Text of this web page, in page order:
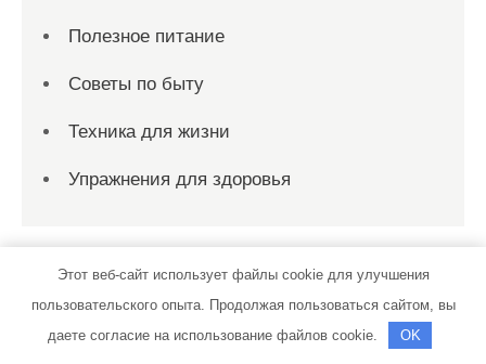
Полезное питание
Советы по быту
Техника для жизни
Упражнения для здоровья
Спасибо, что выбрали нас
Этот веб-сайт использует файлы cookie для улучшения
пользовательского опыта. Продолжая пользоваться сайтом, вы
даете согласие на использование файлов cookie.
OK